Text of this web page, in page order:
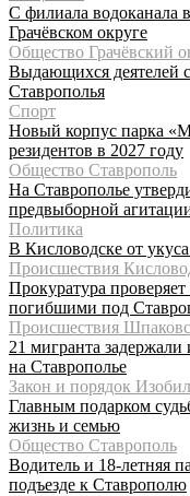
С филиала водоканала
Грачёвском округе
Общество Грачёвский
Выдающихся деятелей
Ставрополья
Спорт
Новый корпус парка
резидентов в 2027 году
Общество Ставрополь
На Ставрополье
предвыборной
Политика
В Кисловодске от
Происшествия
Прокуратура
погибшими под
Происшествия
21 мигранта
на Ставрополье
Закон и порядок
Главным подарком
жизнь и семью
Общество Ставрополь
Водитель и 18-летняя
подъезде к Ставрополю